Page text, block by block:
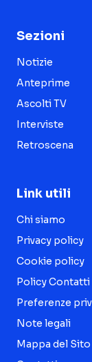
Sezioni
Notizie
Anteprime
Ascolti TV
Interviste
Retroscena
Link utili
Chi siamo
Privacy policy
Cookie policy
Policy Contatti
Preferenze
Note legali
Mappa del Sito